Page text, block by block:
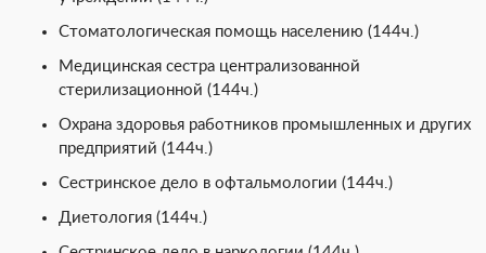
Стоматологическая помощь населению (144ч.)
Медицинская сестра централизованной
стерилизационной (144ч.)
Охрана здоровья работников промышленных и других
предприятий (144ч.)
Сестринское дело в офтальмологии (144ч.)
Диетология (144ч.)